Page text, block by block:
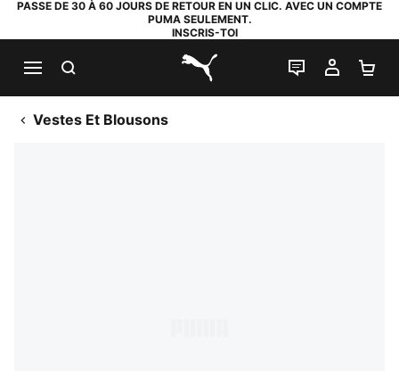
PASSE DE 30 À 60 JOURS DE RETOUR EN UN CLIC. AVEC UN COMPTE
PUMA SEULEMENT.
INSCRIS-TOI
PUMA.com
LIVE CHAT
MON
Vestes Et Blousons